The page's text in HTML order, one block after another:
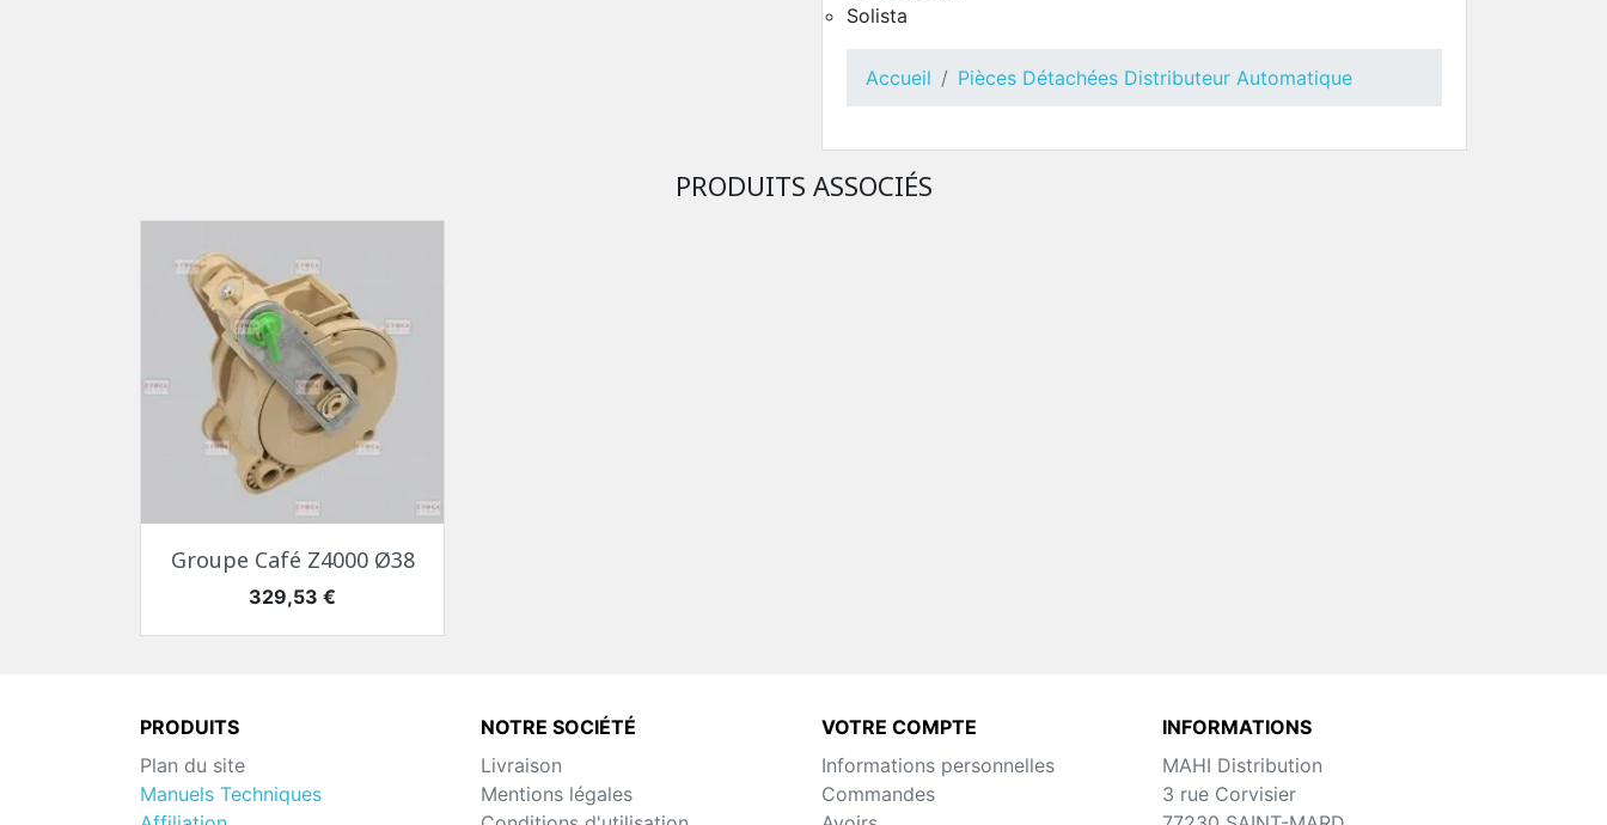
Groupe Café Ø38 Concerto
Solista
Accueil Pièces Détachées Distributeur Automatique
PRODUITS ASSOCIÉS
Aperçu rapide
Groupe Café Z4000 Ø38
Prix
329,53 €
PRODUITS
Plan du site
Manuels Techniques
NOTRE SOCIÉTÉ
Livraison
Mentions légales
VOTRE COMPTE
Informations personnelles
Commandes
INFORMATIONS
MAHI Distribution
3 rue Corvisier